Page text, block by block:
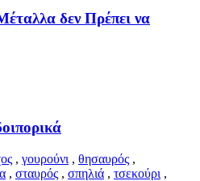
δεν Πρέπει να
, γουρούνι , θησαυρός ,
, σταυρός , σπηλιά , τσεκούρι ,